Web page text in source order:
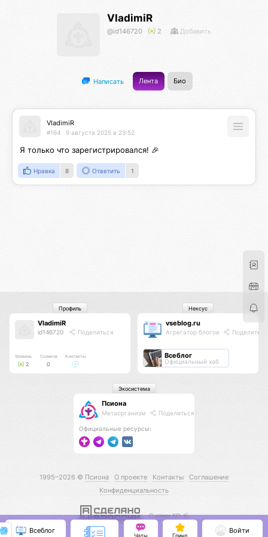
VladimiR
@id146720 2 Добавить
Написать Лента Био
VladimiR
#164 9 августа 2025 в 23:52
Я только что зарегистрировался! 🎉
Нравка 8 Ответить 1
VladimiR
id146720 Поделиться
Уровень
2
Соликов
0
Контакты
Профиль
vseblog.ru
Агрегатор блогов Поделиться
Всеблог
Официальный хаб
Нексус
Псиона
Метаорганизм Поделиться
Официальные ресурсы:
Экосистема
1995–2026 © Псиона О проекте Контакты
Соглашение
Конфиденциальность
С нами КО 🕉️
Всеблог
Чаты Гринд
Войти